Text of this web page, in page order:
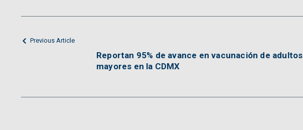
Previous Article
Reportan 95% de avance en vacunación de adultos
mayores en la CDMX